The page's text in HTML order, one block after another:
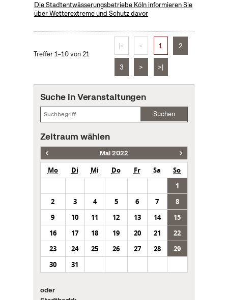
Die Stadtentwässerungsbetriebe Köln informieren Sie
über Wetterextreme und Schutz davor
Treffer 1–10 von 21
|< < 1 2
3 > >|
Suche in Veranstaltungen
Suchen
Zeitraum wählen
Mai 2022
Mo Di Mi Do Fr Sa
So
1
2
3 4 5 6 7
8
9
10 11 12 13 14
15
16
17 18 19 20 21
22
23
24 25 26 27 28
29
30
31
oder